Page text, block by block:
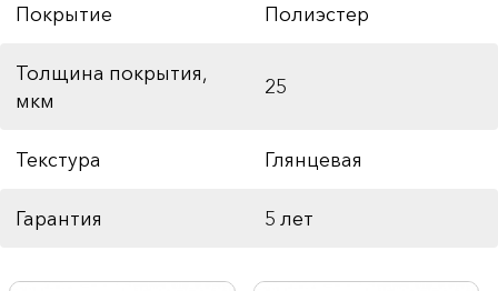
Покрытие Полиэстер
Толщина покрытия,
мкм
25
Текстура Глянцевая
Гарантия 5 лет